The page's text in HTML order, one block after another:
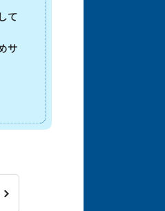
て
サ